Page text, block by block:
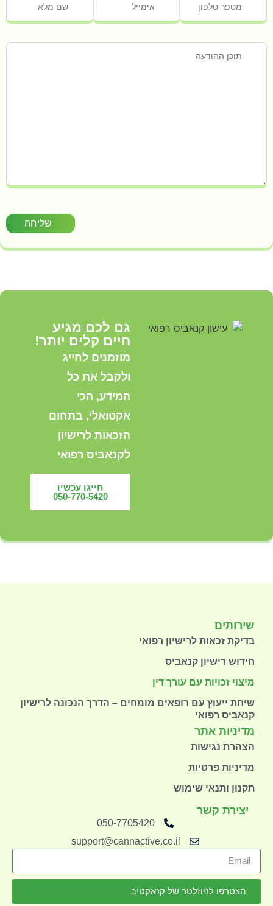
שליחה
גם לכם מגיע
חיים קלים יותר!
מוזמנים לחייג
ולקבל את כל
המידע, הכי
אקטואלי, בתחום
הזכאות לרישיון
לקנאביס רפואי
חייגו עכשיו
050-770-5420
שירותים
בדיקת זכאות לרישיון רפואי
חידוש רישיון קנאביס
מיצוי זכויות עם עורך דין
שיחת ייעוץ עם רופאים מומחים – הדרך הנכונה לרישיון
קנאביס רפואי
מדיניות אתר
הצהרת נגישות
מדיניות פרטיות
תקנון ותנאי שימוש
יצירת קשר
050-7705420
support@cannactive.co.il
הצטרפו לניוזלטר של קנאקטיב